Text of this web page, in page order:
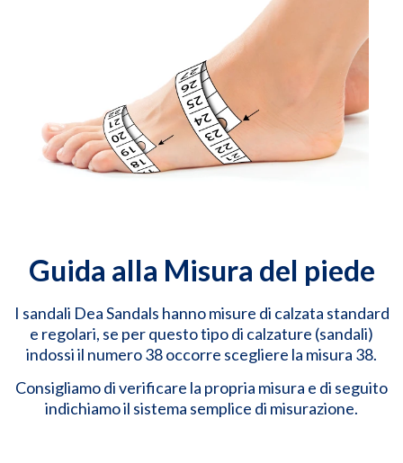
Guida alla Misura del piede
I sandali Dea Sandals hanno misure di calzata standard
e regolari, se per questo tipo di calzature (sandali)
indossi il numero 38 occorre scegliere la misura 38.
Consigliamo di verificare la propria misura e di seguito
indichiamo il sistema semplice di misurazione.